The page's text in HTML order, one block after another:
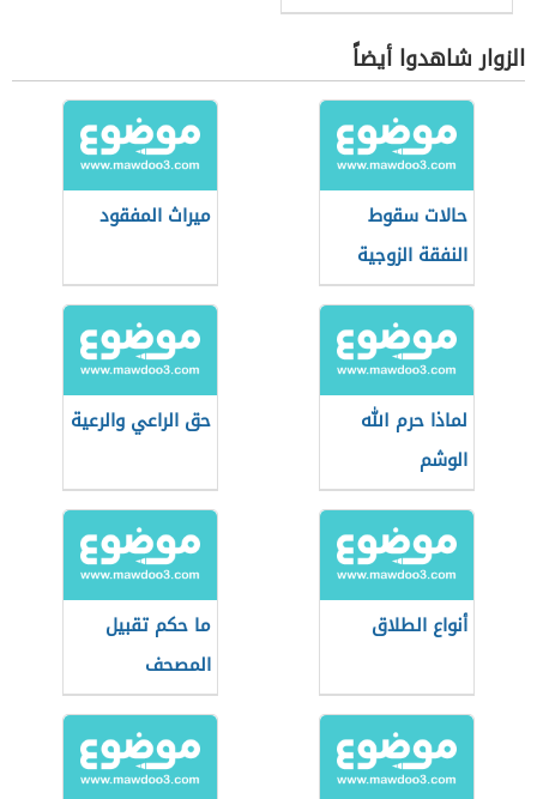
الزوار شاهدوا أيضاً
حالات سقوط
النفقة الزوجية
في الأردن
ميراث المفقود
لماذا حرم الله
الوشم
حق الراعي والرعية
أنواع الطلاق
ما حكم تقبيل
المصحف